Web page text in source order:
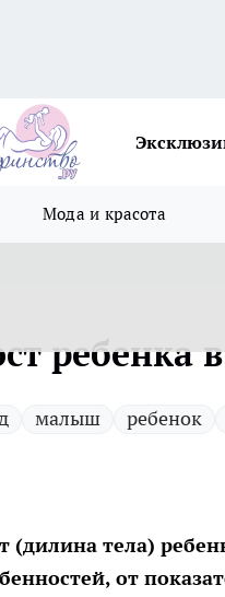
Мода и красота
ребенка
малыш ребенок
(дилина тела)
от